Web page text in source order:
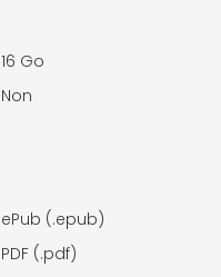
16 Go
Non
ePub (.epub)
PDF (.pdf)